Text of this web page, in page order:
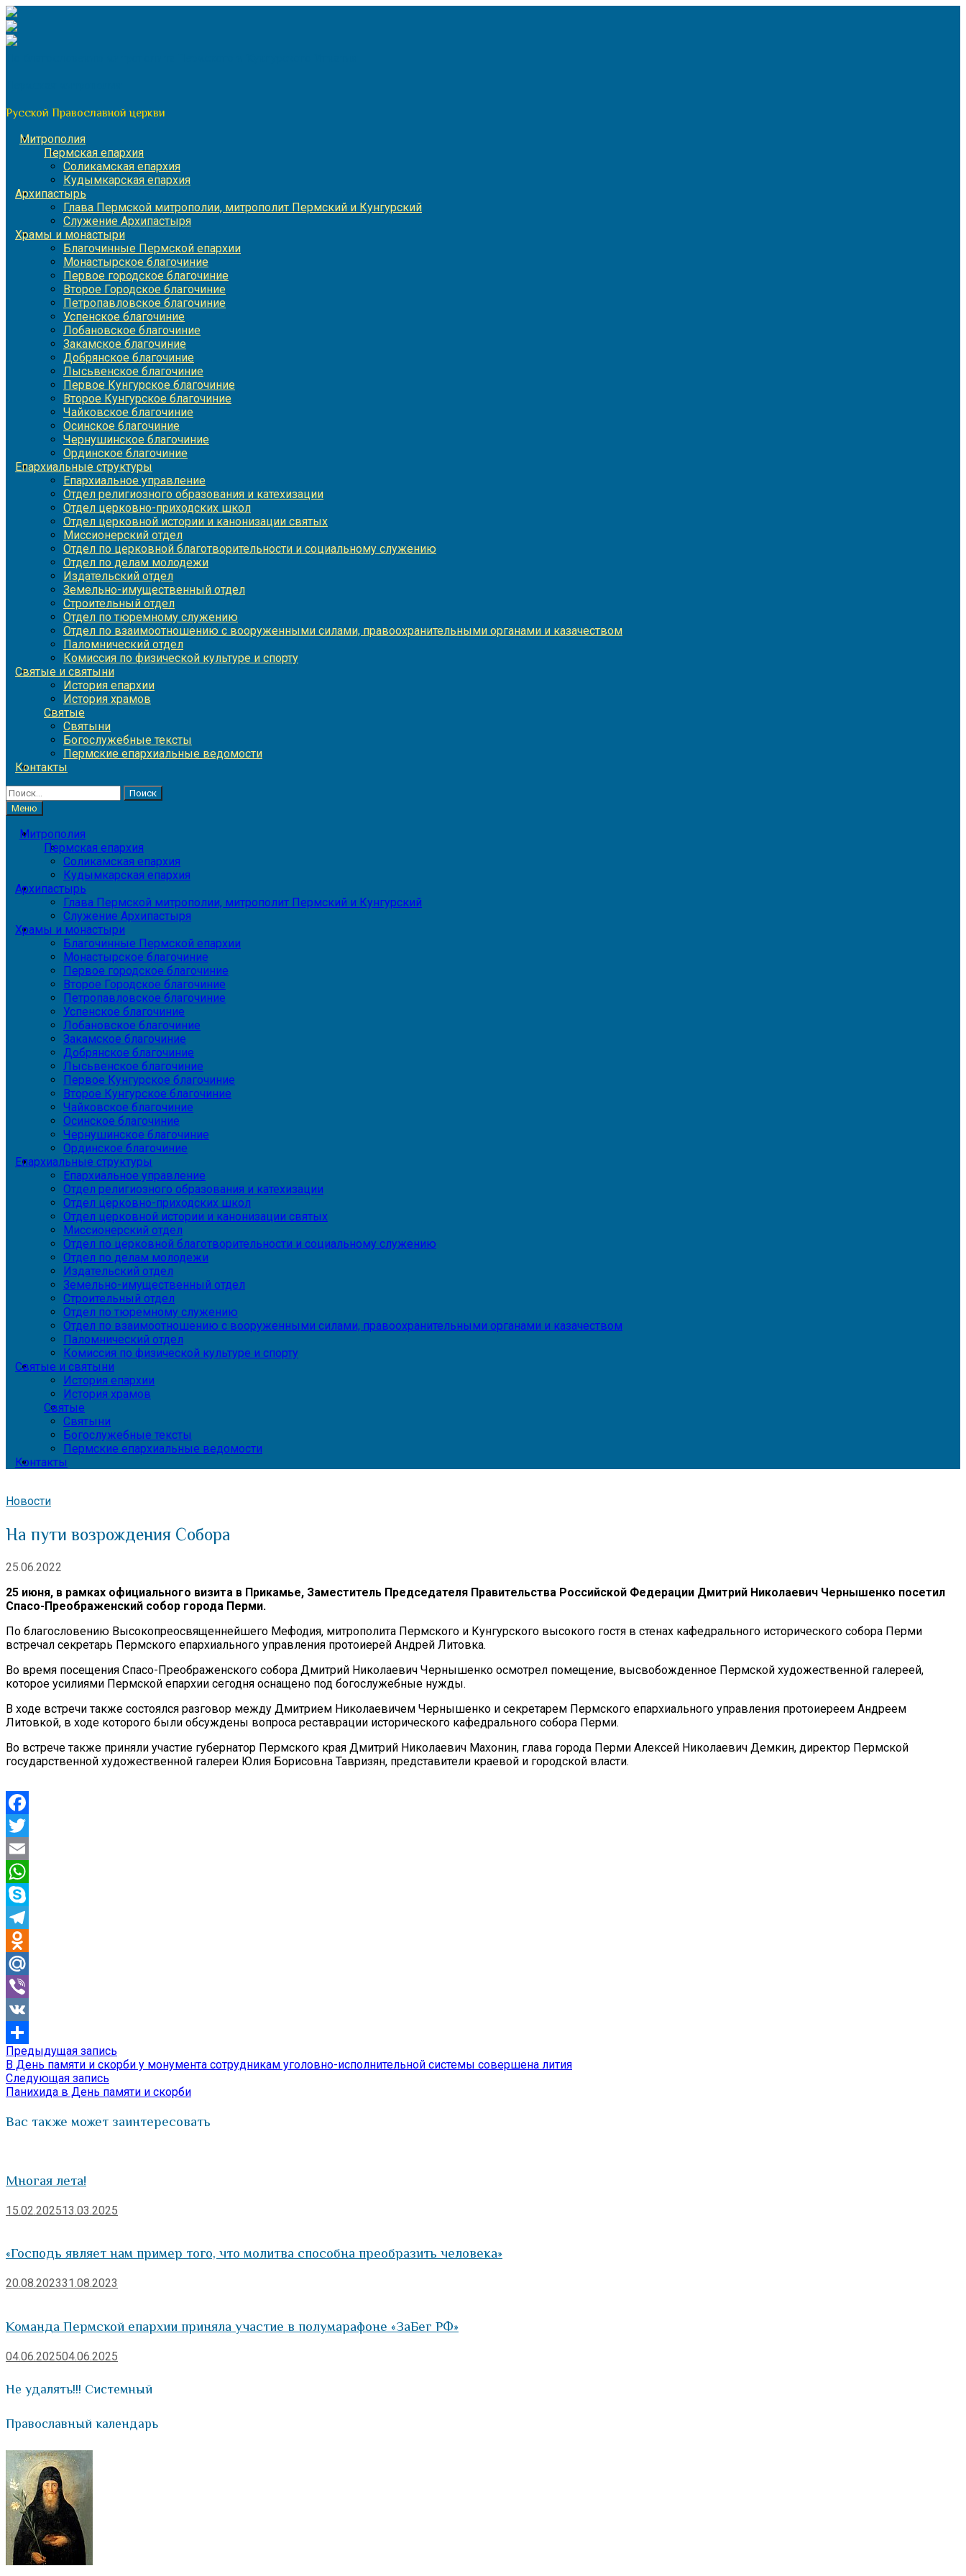
Перейти
к
содержимому
Русской Православной церкви
Митрополия
Пермская епархия
Соликамская епархия
Кудымкарская епархия
Архипастырь
Глава Пермской митрополии, митрополит Пермский и Кунгурский
Служение Архипастыря
Храмы и монастыри
Благочинные Пермской епархии
Монастырское благочиние
Первое городское благочиние
Второе Городское благочиние
Петропавловское благочиние
Успенское благочиние
Лобановское благочиние
Закамское благочиние
Добрянское благочиние
Лысьвенское благочиние
Первое Кунгурское благочиние
Второе Кунгурское благочиние
Чайковское благочиние
Осинское благочиние
Чернушинское благочиние
Ординское благочиние
Епархиальные структуры
Епархиальное управление
Отдел религиозного образования и катехизации
Отдел церковно-приходских школ
Отдел церковной истории и канонизации святых
Миссионерский отдел
Отдел по церковной благотворительности и социальному служению
Отдел по делам молодежи
Издательский отдел
Земельно-имущественный отдел
Строительный отдел
Отдел по тюремному служению
Отдел по взаимоотношению с вооруженными силами, правоохранительными органами и казачеством
Паломнический отдел
Комиссия по физической культуре и спорту
Святые и святыни
История епархии
История храмов
Святые
Святыни
Богослужебные тексты
Пермские епархиальные ведомости
Контакты
Найти:
Меню
Митрополия
Пермская епархия
Соликамская епархия
Кудымкарская епархия
Архипастырь
Глава Пермской митрополии, митрополит Пермский и Кунгурский
Служение Архипастыря
Храмы и монастыри
Благочинные Пермской епархии
Монастырское благочиние
Первое городское благочиние
Второе Городское благочиние
Петропавловское благочиние
Успенское благочиние
Лобановское благочиние
Закамское благочиние
Добрянское благочиние
Лысьвенское благочиние
Первое Кунгурское благочиние
Второе Кунгурское благочиние
Чайковское благочиние
Осинское благочиние
Чернушинское благочиние
Ординское благочиние
Епархиальные структуры
Епархиальное управление
Отдел религиозного образования и катехизации
Отдел церковно-приходских школ
Отдел церковной истории и канонизации святых
Миссионерский отдел
Отдел по церковной благотворительности и социальному служению
Отдел по делам молодежи
Издательский отдел
Земельно-имущественный отдел
Строительный отдел
Отдел по тюремному служению
Отдел по взаимоотношению с вооруженными силами, правоохранительными органами и казачеством
Паломнический отдел
Комиссия по физической культуре и спорту
Святые и святыни
История епархии
История храмов
Святые
Святыни
Богослужебные тексты
Пермские епархиальные ведомости
Контакты
Новости
На пути возрождения Собора
25.06.2022
25 июня, в рамках официального визита в Прикамье, Заместитель Председателя Правительства Российской Федерации Дмитрий Николаевич Чернышенко посетил
Спасо-Преображенский собор города Перми.
По благословению Высокопреосвященнейшего Мефодия, митрополита Пермского и Кунгурского высокого гостя в стенах кафедрального исторического собора Перми
встречал секретарь Пермского епархиального управления протоиерей Андрей Литовка.
Во время посещения Спасо-Преображенского собора Дмитрий Николаевич Чернышенко осмотрел помещение, высвобожденное Пермской художественной галереей,
которое усилиями Пермской епархии сегодня оснащено под богослужебные нужды.
В ходе встречи также состоялся разговор между Дмитрием Николаевичем Чернышенко и секретарем Пермского епархиального управления протоиереем Андреем
Литовкой, в ходе которого были обсуждены вопроса реставрации исторического кафедрального собора Перми.
Во встрече также приняли участие губернатор Пермского края Дмитрий Николаевич Махонин, глава города Перми Алексей Николаевич Демкин, директор Пермской
государственной художественной галереи Юлия Борисовна Тавризян, представители краевой и городской власти.
Facebook
Twitter
Email
WhatsApp
Skype
Telegram
Odnoklassniki
Mail.Ru
Viber
VK
Отправить
Навигация
по
записям
Предыдущая запись
запись:
В День памяти и скорби у монумента сотрудникам уголовно-исполнительной системы совершена лития
Следующая запись
запись:
Панихида в День памяти и скорби
Вас также может заинтересовать
Многая лета!
15.02.202513.03.2025
«Господь являет нам пример того, что молитва способна преобразить человека»
20.08.202331.08.2023
Команда Пермской епархии приняла участие в полумарафоне «ЗаБег РФ»
04.06.202504.06.2025
Не удалять!!! Системный
Православный календарь